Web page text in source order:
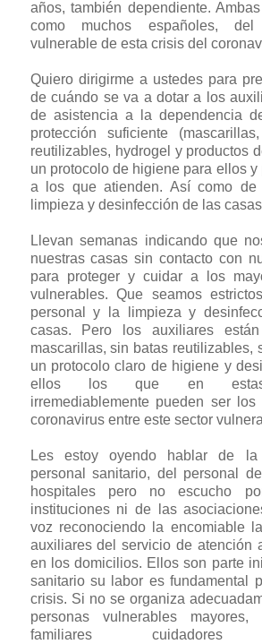
años, también dependiente.
como muchos españoles,
vulnerable de esta crisis del
Quiero dirigirme a ustedes para
de cuándo se va a dotar a los
de asistencia a la dependencia
protección suficiente
reutilizables, hydrogel y productos
un protocolo de higiene para ellos
a los que atienden. Así como de
limpieza y desinfección de las
Llevan semanas indicando que
nuestras casas sin contacto con
para proteger y cuidar a los
vulnerables. Que seamos
personal y la limpieza y
casas. Pero los auxiliares
mascarillas, sin batas reutilizables,
un protocolo claro de higiene y
ellos los que en estas
irremediablemente pueden ser los
coronavirus entre este sector
Les estoy oyendo hablar de
personal sanitario, del personal
hospitales pero no escucho
instituciones ni de las
voz reconociendo la encomiable
auxiliares del servicio de atención
en los domicilios. Ellos son parte
sanitario su labor es fundamental
crisis. Si no se organiza
personas vulnerables mayores,
familiares cuidadores